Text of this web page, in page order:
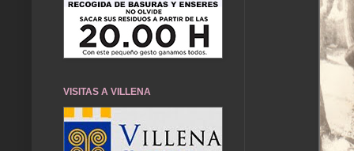
VISITAS A VILLENA